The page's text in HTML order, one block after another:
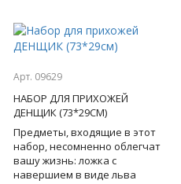
Арт. 09629
НАБОР ДЛЯ ПРИХОЖЕЙ
ДЕНЩИК (73*29СМ)
Предметы, входящие в этот
набор, несомненно облегчат
вашу жизнь: ложка с
навершием в виде льва